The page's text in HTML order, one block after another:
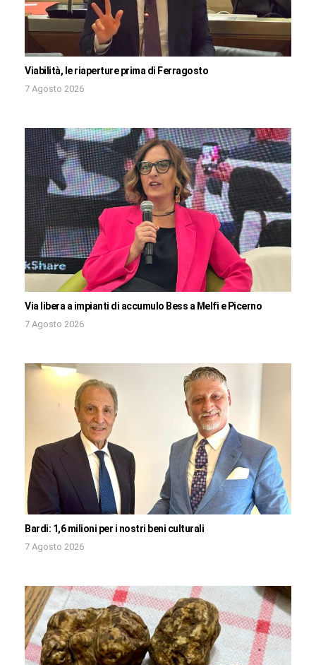
Viabilità, le riaperture prima di Ferragosto
7 Agosto 2026
Via libera a impianti di accumulo Bess a Melfi e Picerno
7 Agosto 2026
Bardi: 1,6 milioni per i nostri beni culturali
7 Agosto 2026